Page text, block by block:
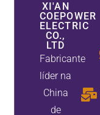
XI'AN
COEPOWER
ELECTRIC
CO.,
LTD
Fabricante
líder na
China
de